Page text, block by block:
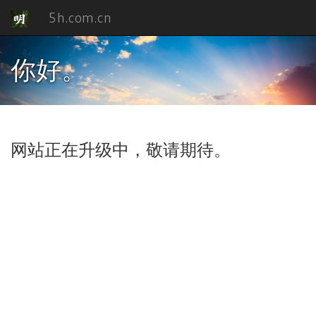
5h.com.cn
你好。
网站正在升级中，敬请期待。